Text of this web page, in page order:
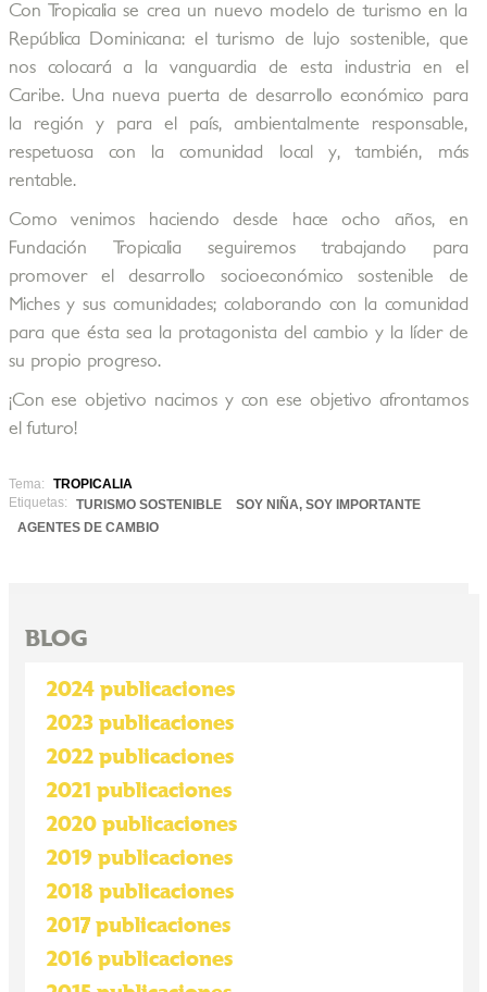
Con Tropicalia se crea un nuevo modelo de turismo en la
República Dominicana: el turismo de lujo sostenible, que
nos colocará a la vanguardia de esta industria en el
Caribe. Una nueva puerta de desarrollo económico para
la región y para el país, ambientalmente responsable,
respetuosa con la comunidad local y, también, más
rentable.
Como venimos haciendo desde hace ocho años, en
Fundación Tropicalia seguiremos trabajando para
promover el desarrollo socioeconómico sostenible de
Miches y sus comunidades; colaborando con la comunidad
para que ésta sea la protagonista del cambio y la líder de
su propio progreso.
¡Con ese objetivo nacimos y con ese objetivo afrontamos
el futuro!
Tema:
TROPICALIA
Etiquetas:
TURISMO SOSTENIBLE
SOY NIÑA, SOY IMPORTANTE
AGENTES DE CAMBIO
BLOG
2024 publicaciones
2023 publicaciones
2022 publicaciones
2021 publicaciones
2020 publicaciones
2019 publicaciones
2018 publicaciones
2017 publicaciones
2016 publicaciones